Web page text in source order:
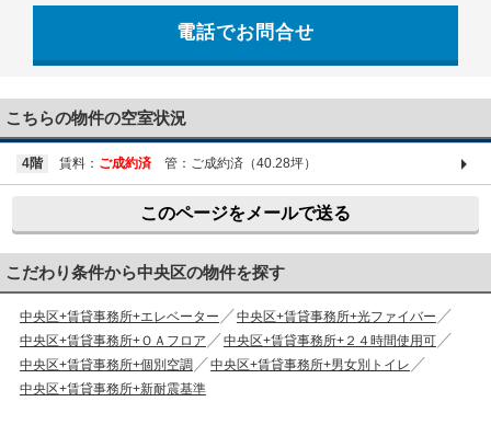
電話でお問合せ
こちらの物件の空室状況
4階 賃料： ご成約済 管：ご成約済（40.28坪）
このページをメールで送る
こだわり条件から中央区の物件を探す
中央区+賃貸事務所+エレベーター
中央区+賃貸事務所+光ファイバー
中央区+賃貸事務所+ＯＡフロア
中央区+賃貸事務所+２４時間使用可
中央区+賃貸事務所+個別空調
中央区+賃貸事務所+男女別トイレ
中央区+賃貸事務所+新耐震基準